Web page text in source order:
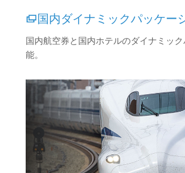
国内ダイナミックパッケー
国内航空券と国内ホテルのダイナミッ
能。